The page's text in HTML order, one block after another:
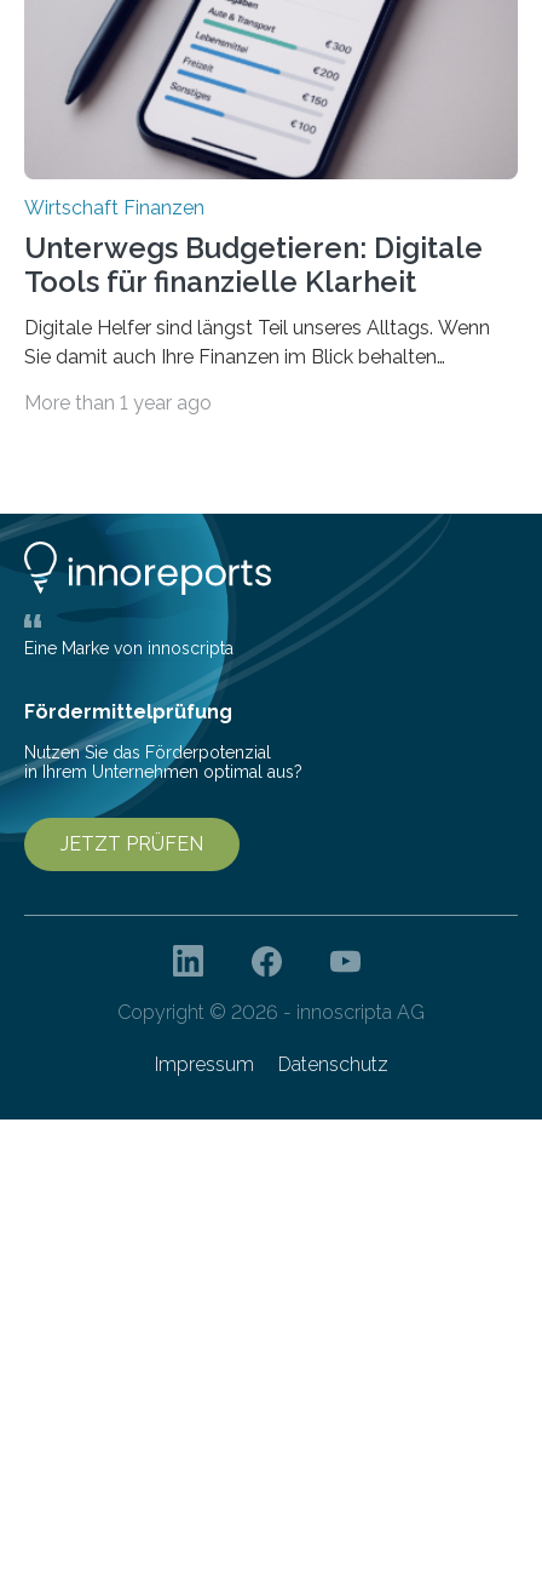
einmal die Hälfte aller Beschäftigten in der
Privatwirtschaft Urlaubsgeld. Zu diesem…
Wirtschaft Finanzen
Unterwegs Budgetieren: Digitale
Tools für finanzielle Klarheit
Digitale Helfer sind längst Teil unseres Alltags. Wenn
Sie damit auch Ihre Finanzen im Blick behalten
die genau das ermöglichen: Sie helfen Ihnen, Ausgaben
Lösungen interessieren. 1. Multibanking-Tools: Alle
Konten auf einen Blick Viele Banken bieten bereits in
ihrem Online-Banking eine Multibanking-Funktion an,
mit der sich Konten bei anderen Banken…
More than 1 year ago
Eine Marke von innoscripta
Fördermittelprüfung
Nutzen Sie das Förderpotenzial
in Ihrem Unternehmen optimal aus?
JETZT PRÜFEN
Copyright © 2026 - innoscripta AG
Impressum Datenschutz